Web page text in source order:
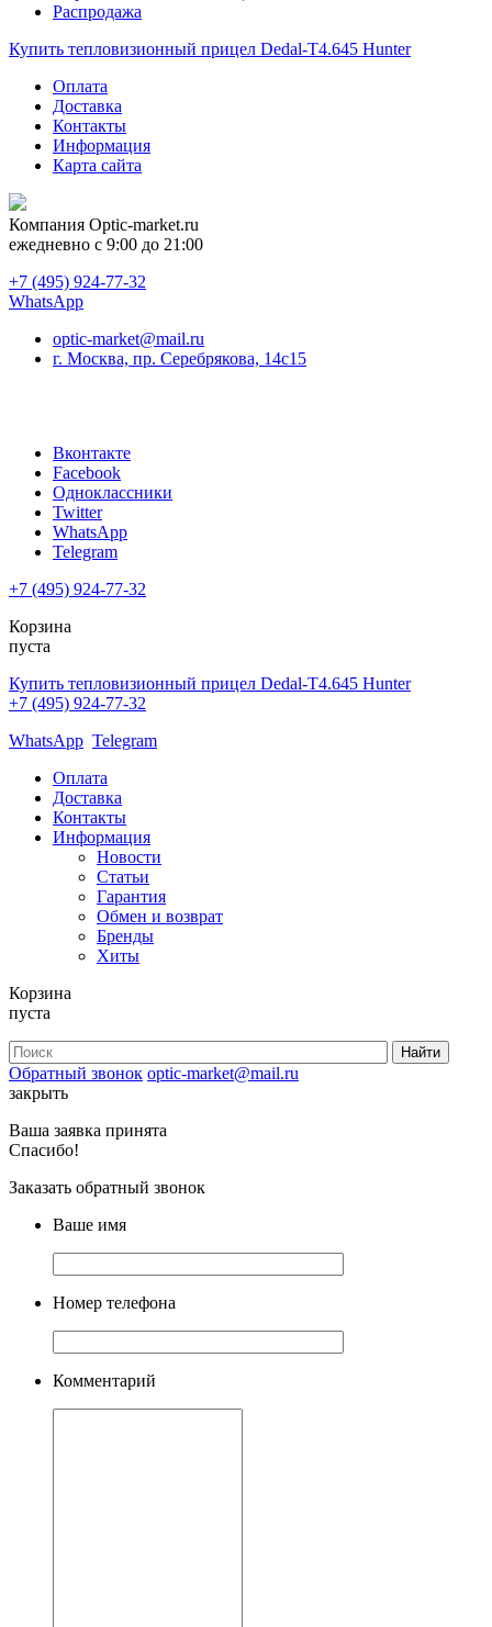
Распродажа
Купить тепловизионный прицел Dedal-T4.645 Hunter
Оплата
Доставка
Контакты
Информация
Карта сайта
Компания Optic-market.ru
ежедневно с 9:00 до 21:00
+7 (495) 924-77-32
WhatsApp
optic-market@mail.ru
г. Москва, пр. Серебрякова, 14с15
Вконтакте
Facebook
Одноклассники
Twitter
WhatsApp
Telegram
+7 (495) 924-77-32
Корзина
пуста
Купить тепловизионный прицел Dedal-T4.645 Hunter
+7 (495) 924-77-32
WhatsApp Telegram
Оплата
Доставка
Контакты
Информация
Новости
Статьи
Гарантия
Обмен и возврат
Бренды
Хиты
Корзина
пуста
Обратный звонок optic-market@mail.ru
закрыть
Ваша заявка принята
Спасибо!
Заказать обратный звонок
Ваше имя
Номер телефона
Комментарий